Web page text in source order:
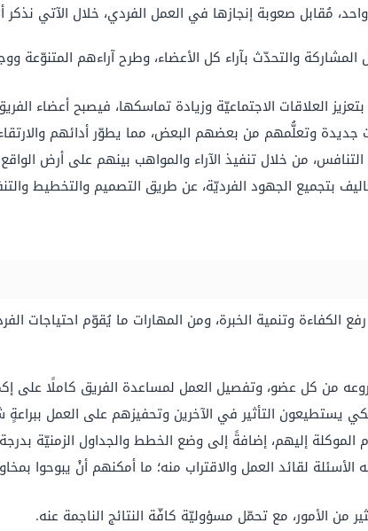
مُقابل صعوبة إنجازها في العمل الفردي، خلال الآتي
والتحدّث بآراء كل الأعضاء، وطرح آراءهم المتنوّعة
العلاقات الاجتماعيّة وزيادة تماسكها، فيصبح أعضاء
وتعلُّمهم من بعضهم البعض، مما يطوّر أدائهم
من خلال تنفيذ الآراء والمواهب بينهم على أرض
بتجميع الجهود الفرديّة، عن طريق التصميم والتخطيط
الكفاءة وتنمية الخبرة، ومن المهارات ما يُقوّم احتياجات
من كل عضو، وتفصيل العمل لمساعدة الفريق كاملًا على
التأثير في الآخرين وتحفيزهم على العمل
الموكلة إليهم، إضافةً إلى وضع الخطط والجداول الزمنيّة
لقائد العمل والاقتراب منه؛ ما أمكنهم أنْ يبوحوا
من الأمور، مع تحمّل مسؤوليّة كافّة النتائج الناجمة عنه.